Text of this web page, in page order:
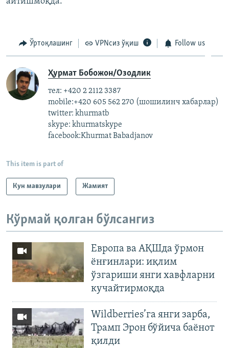
Ўртоқлашинг VPNсиз ўқиш Follow us
Ҳурмат Бобожон/Озодлик
тел: +420 2 2112 3387
mobile:+420 605 562 270 (шошилинч хабарлар)
twitter: khurmatb
skype: khurmatskype
facebook:Khurmat Babadjanov
This item is part of
Кун мавзулари Жамият
Кўрмай қолган бўлсангиз
Европа ва АҚШда ўрмон
ёнғинлари: иқлим
ўзгариши янги хавфларни
кучайтирмоқда
Wildberries’га янги зарба,
Трамп Эрон бўйича баёнот
қилди